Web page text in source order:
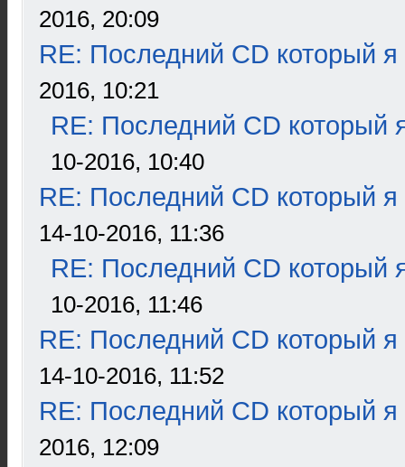
2016, 20:09
RE: Последний CD который я
2016, 10:21
RE: Последний CD который
10-2016, 10:40
RE: Последний CD который я
14-10-2016, 11:36
RE: Последний CD который
10-2016, 11:46
RE: Последний CD который я
14-10-2016, 11:52
RE: Последний CD который я
2016, 12:09